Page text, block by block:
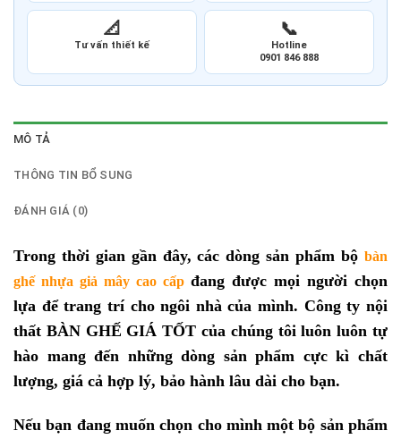
📐
Tư vấn thiết kế
📞
Hotline
0901 846 888
MÔ TẢ
THÔNG TIN BỔ SUNG
ĐÁNH GIÁ (0)
Trong thời gian gần đây, các dòng sản phẩm bộ bàn
ghế nhựa giả mây cao cấpđang được mọi người chọn
lựa để trang trí cho ngôi nhà của mình. Công ty nội
thất BÀN GHẾ GIÁ TỐT của chúng tôi luôn luôn tự
hào mang đến những dòng sản phẩm cực kì chất
lượng, giá cả hợp lý, bảo hành lâu dài cho bạn.
Nếu bạn đang muốn chọn cho mình một bộ sản phẩm